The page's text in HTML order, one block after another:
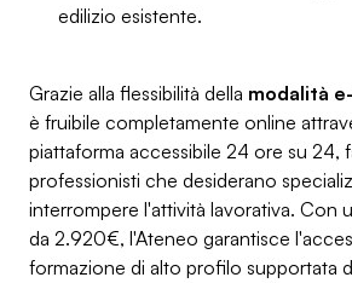
edilizio esistente.
Grazie alla flessibilità della modalità
è fruibile completamente online
piattaforma accessibile 24 ore su 24,
professionisti che desiderano
interrompere l'attività lavorativa. Con
da 2.920€, l'Ateneo garantisce
formazione di alto profilo supportata